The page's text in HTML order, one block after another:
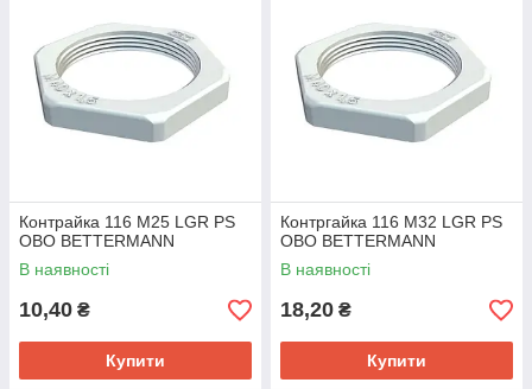
Контрайка 116 M25 LGR PS
OBO BETTERMANN
В наявності
10,40 ₴
Купити
Контргайка 116 M32 LGR PS
OBO BETTERMANN
В наявності
18,20 ₴
Купити